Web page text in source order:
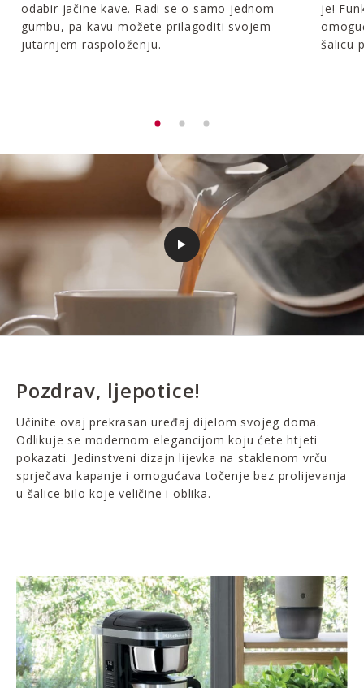
odabir jačine kave. Radi se o samo jednom
gumbu, pa kavu možete prilagoditi svojem
jutarnjem raspoloženju.
je!
šalicu
Pozdrav, ljepotice!
Učinite ovaj prekrasan uređaj dijelom svojeg doma.
Odlikuje se modernom elegancijom koju ćete htjeti
pokazati. Jedinstveni dizajn lijevka na staklenom vrču
sprječava kapanje i omogućava točenje bez prolijevanja
u šalice bilo koje veličine i oblika.